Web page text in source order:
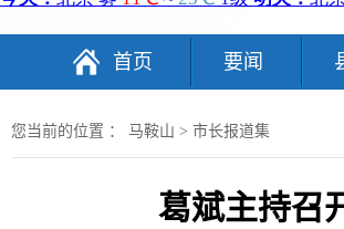
首页 要闻
您当前的位置 ： 马鞍山 > 市长报道集
葛斌主持召